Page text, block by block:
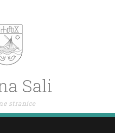
Sali
stranice